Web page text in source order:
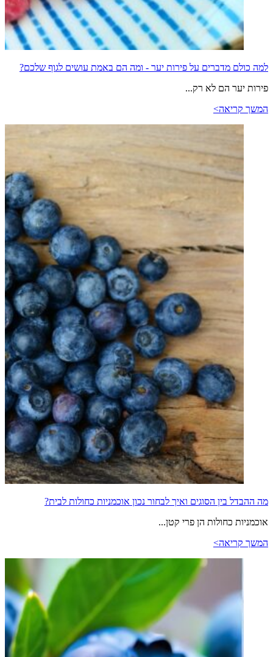
למה כולם מדברים על פירות יער - ומה הם באמת עושים לגוף שלכם?
פירות יער הם לא רק...
המשך קריאה>
מה ההבדל בין הסוגים ואיך לבחור נכון אוכמניות כחולות לבית?
אוכמניות כחולות הן פרי קטן...
המשך קריאה>